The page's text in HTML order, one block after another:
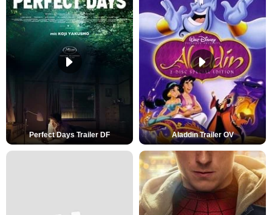
Perfect Days Trailer DF Aladdin Trailer OV